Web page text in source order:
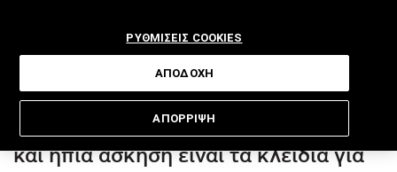
Σωστή διατροφή, καθόλου κάπνισμα
και ήπια άσκηση είναι τα κλειδιά για
ΡΥΘΜΙΣΕΙΣ COOKIES
ΑΠΟΡΡΙΨΗ
ΑΠΟΔΟΧΗ